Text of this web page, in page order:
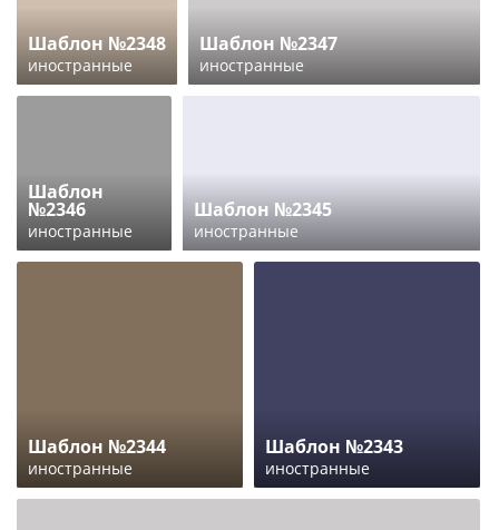
Шаблон №2348
иностранные
Шаблон №2347
иностранные
Шаблон
№2346
иностранные
Шаблон №2345
иностранные
Шаблон №2344
иностранные
Шаблон №2343
иностранные